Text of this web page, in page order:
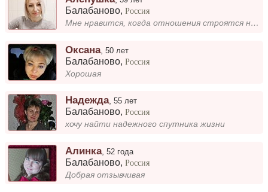
Балабаново,Россия
Мне нравится, когда отношения строятся на взаимной доверии и уважении. Важно, чтобы рядом был человек, с которым можно п...
Оксана,50 лет
Балабаново,Россия
Хорошая
Надежда,55 лет
Балабаново,Россия
хочу найти надежного спутника жизни
Алинка,52 года
Балабаново,Россия
Добрая отзывчивая